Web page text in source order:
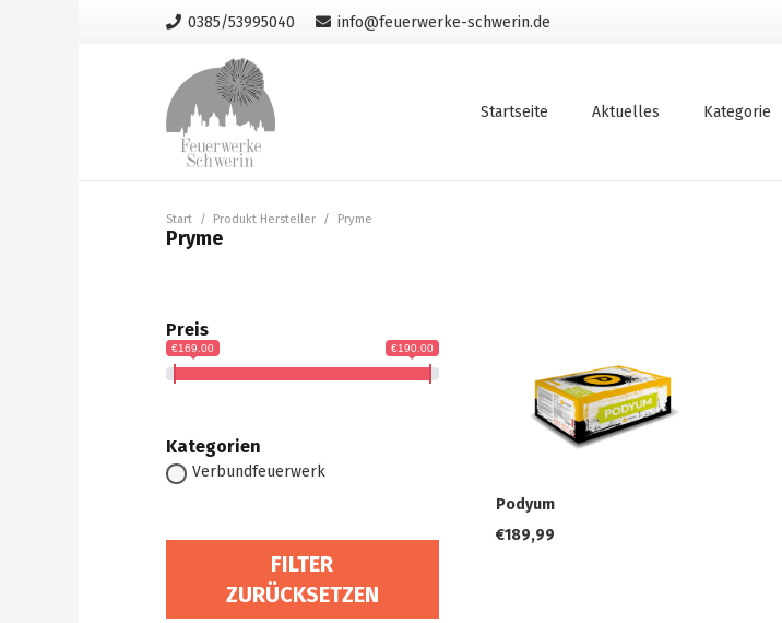
0385/53995040 info@feuerwerke-schwerin.de
Startseite Aktuelles Kategorie
Start / Produkt Hersteller / Pryme
Pryme
Preis
€169.00 €190.00
Kategorien
Verbundfeuerwerk
FILTER
ZURÜCKSETZEN
Podyum
€189,99